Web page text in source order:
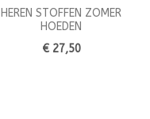
HEREN STOFFEN ZOMER
HOEDEN
€ 27,50